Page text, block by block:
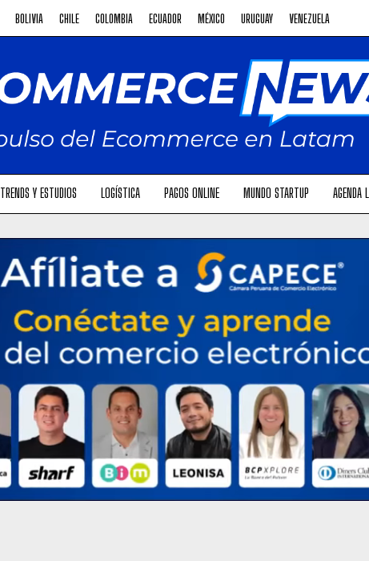
BOLIVIA CHILE COLOMBIA ECUADOR MÉXICO URUGUAY VENEZUELA
TRENDS Y ESTUDIOS LOGÍSTICA PAGOS ONLINE MUNDO STARTUP AGENDA